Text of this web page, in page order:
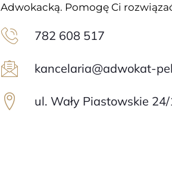
Adwokacką. Pomogę Ci
782 608 517
kancelaria@adwokat-
ul. Wały Piastowskie